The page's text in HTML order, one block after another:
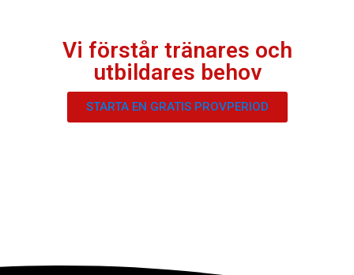
Vi förstår tränares och
utbildares behov
STARTA EN GRATIS PROVPERIOD